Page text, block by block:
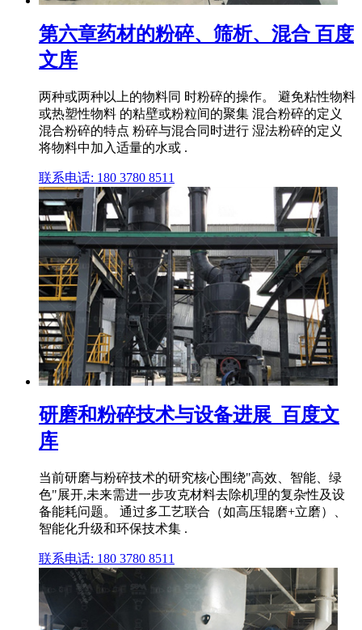
第六章药材的粉碎、筛析、混合 百度
文库
两种或两种以上的物料同 时粉碎的操作。 避免粘性物料
或热塑性物料 的粘壁或粉粒间的聚集 混合粉碎的定义
混合粉碎的特点 粉碎与混合同时进行 湿法粉碎的定义
将物料中加入适量的水或 .
联系电话: 180 3780 8511
研磨和粉碎技术与设备进展_百度文
库
当前研磨与粉碎技术的研究核心围绕"高效、智能、绿
色"展开,未来需进一步攻克材料去除机理的复杂性及设
备能耗问题。 通过多工艺联合（如高压辊磨+立磨）、
智能化升级和环保技术集 .
联系电话: 180 3780 8511